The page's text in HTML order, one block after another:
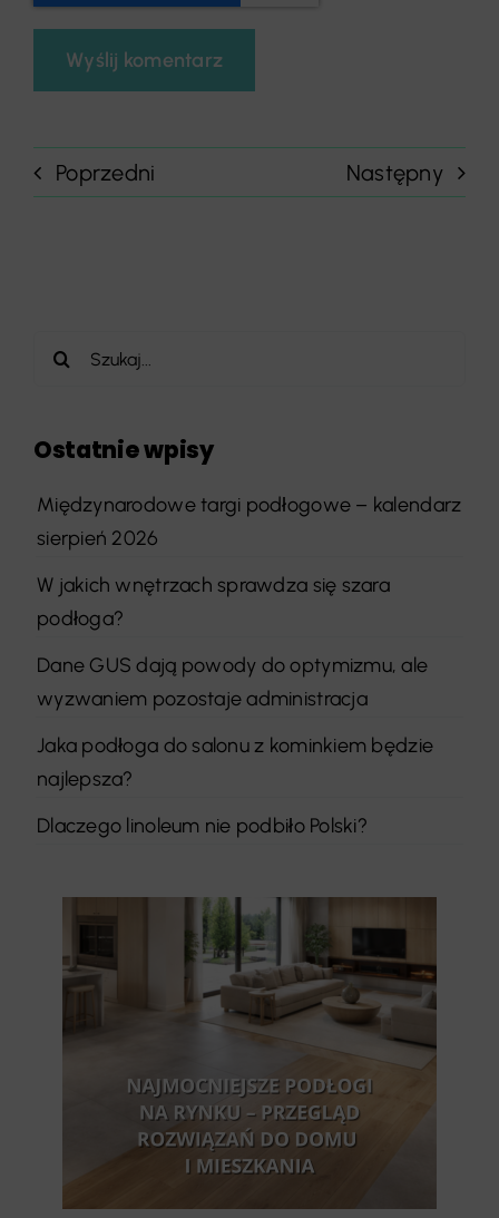
Poprzedni Następny
Szukaj
Ostatnie wpisy
Międzynarodowe targi podłogowe – kalendarz
sierpień 2026
W jakich wnętrzach sprawdza się szara
podłoga?
Dane GUS dają powody do optymizmu, ale
wyzwaniem pozostaje administracja
Jaka podłoga do salonu z kominkiem będzie
najlepsza?
Dlaczego linoleum nie podbiło Polski?